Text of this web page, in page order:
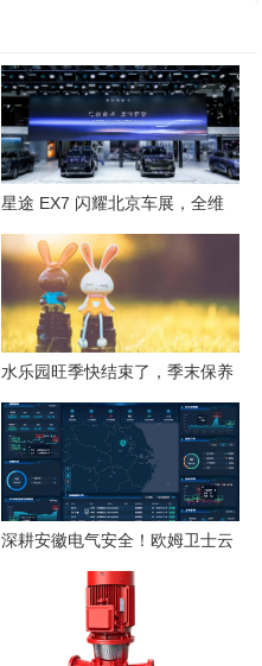
星途 EX7 闪耀北京车展，全维
硬核实力解锁“陆上专机”出行新
体验
水乐园旺季快结束了，季末保养
这几件事千万别省
深耕安徽电气安全！欧姆卫士云
平台构筑电气火灾智能监测防线